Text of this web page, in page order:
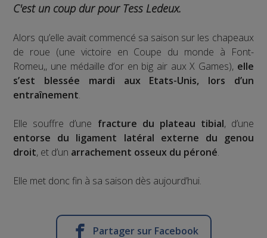
C'est un coup dur pour Tess Ledeux.
Alors qu’elle avait commencé sa saison sur les chapeaux
de roue (une victoire en Coupe du monde à Font-
Romeu,, une médaille d’or en big air aux X Games), elle
s’est blessée mardi aux Etats-Unis, lors d’un
entraînement.
Elle souffre d’une fracture du plateau tibial, d’une
entorse du ligament latéral externe du genou
droit, et d’un arrachement osseux du péroné.
Elle met donc fin à sa saison dès aujourd’hui.
Partager sur Facebook